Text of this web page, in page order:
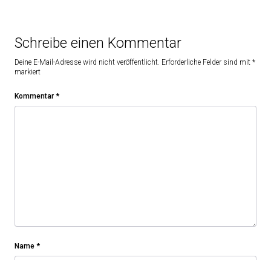
Schreibe einen Kommentar
Deine E-Mail-Adresse wird nicht veröffentlicht. Erforderliche Felder sind mit *
markiert
Kommentar *
Name *